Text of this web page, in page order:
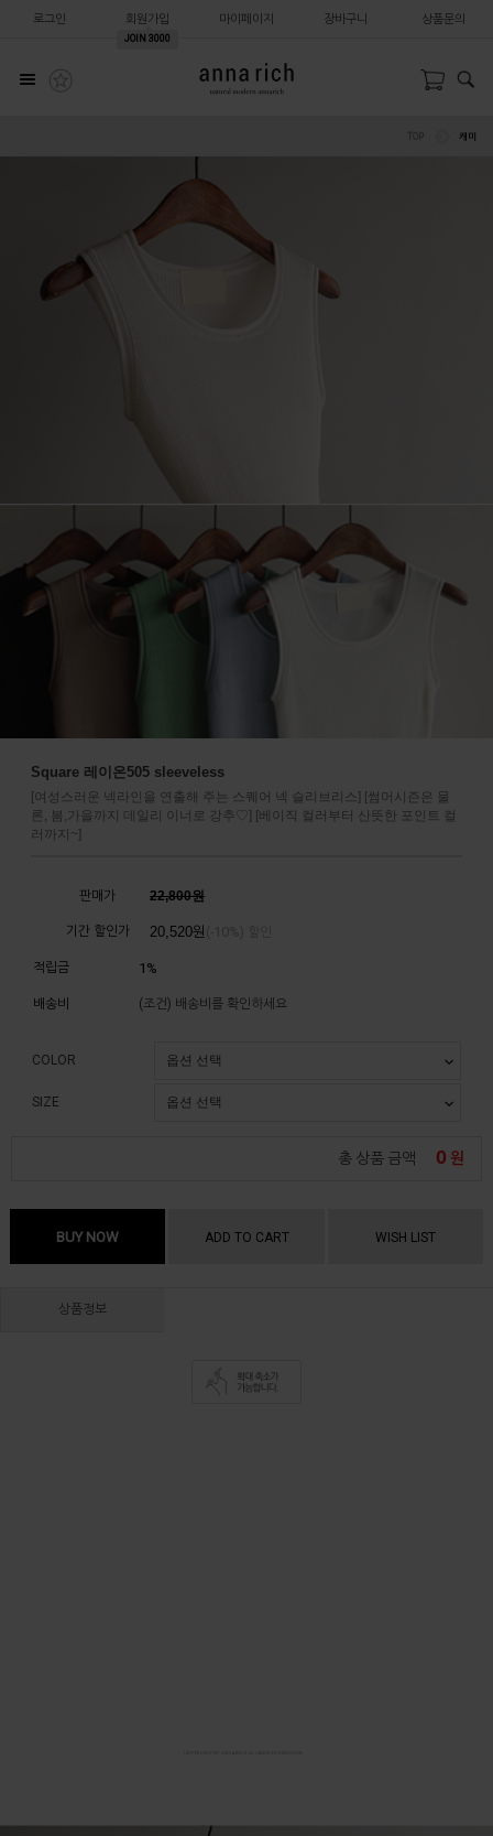
로그인 회원가입
JOIN 3000
마이페이지 장바구니 상품문의
캐미
Square 레이온505 sleeveless
[여성스러운 넥라인을 연출해 주는 스퀘어 넥 슬리브리스] [썸머시즌은 물
론, 봄,가을까지 데일리 이너로 강추♡] [베이직 컬러부터 산뜻한 포인트 컬
러까지~]
판매가 22,800원
기간 할인가 20,520원
적립금 1%
배송비 (조건) 배송비를 확인하세요
COLOR
SIZE
총 상품 금액 0 원
BUY NOW ADD TO CART WISH LIST
상품정보